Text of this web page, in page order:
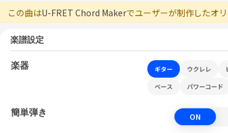
この曲はU-FRET Chord Makerでユーザーが制作したオリ
楽譜設定
楽器 ギター ウクレレ
ベース
パワーコード
簡単弾き ON